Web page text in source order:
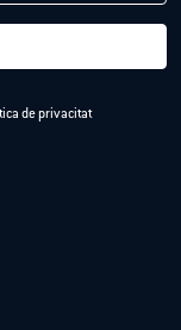
de privacitat